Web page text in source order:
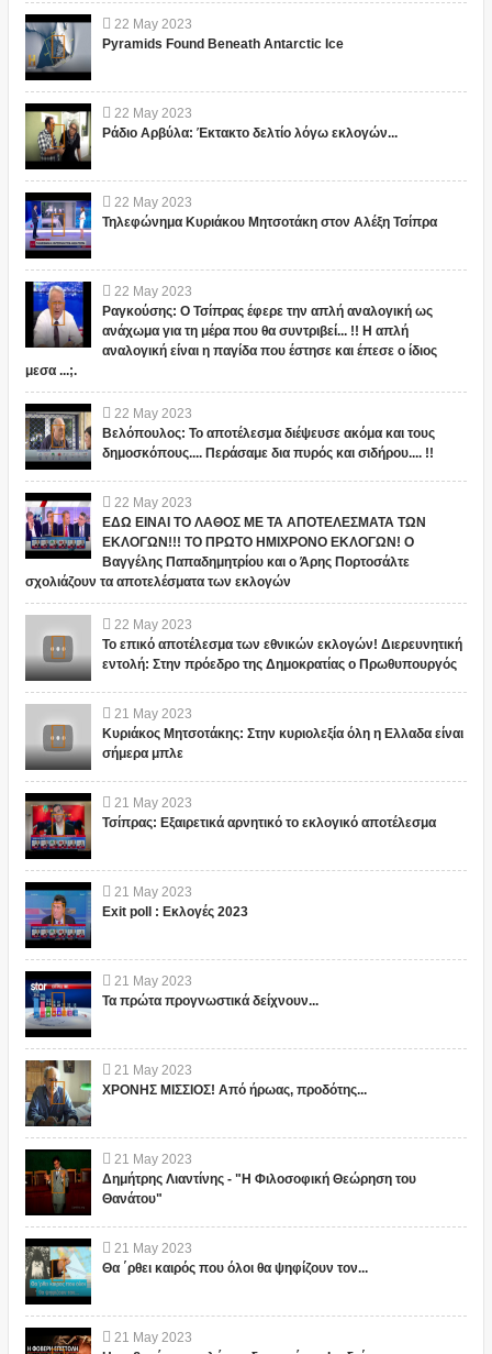
22 May 2023
Pyramids Found Beneath Antarctic Ice
22 May 2023
Ράδιο Αρβύλα: Έκτακτο δελτίο λόγω εκλογών...
22 May 2023
Τηλεφώνημα Κυριάκου Μητσοτάκη στον Αλέξη Τσίπρα
22 May 2023
Ραγκούσης: Ο Τσίπρας έφερε την απλή αναλογική ως
ανάχωμα για τη μέρα που θα συντριβεί... !! Η απλή
αναλογική είναι η παγίδα που έστησε και έπεσε ο ίδιος
μεσα ...;.
22 May 2023
Βελόπουλος: Το αποτέλεσμα διέψευσε ακόμα και τους
δημοσκόπους.... Περάσαμε δια πυρός και σιδήρου.... !!
22 May 2023
ΕΔΩ ΕΙΝΑΙ ΤΟ ΛΑΘΟΣ ΜΕ ΤΑ ΑΠΟΤΕΛΕΣΜΑΤΑ ΤΩΝ
ΕΚΛΟΓΩΝ!!! ΤΟ ΠΡΩΤΟ ΗΜΙΧΡΟΝΟ ΕΚΛΟΓΩΝ! Ο
Βαγγέλης Παπαδημητρίου και ο Άρης Πορτοσάλτε
σχολιάζουν τα αποτελέσματα των εκλογών
22 May 2023
Το επικό αποτέλεσμα των εθνικών εκλογών! Διερευνητική
εντολή: Στην πρόεδρο της Δημοκρατίας ο Πρωθυπουργός
21 May 2023
Κυριάκος Μητσοτάκης: Στην κυριολεξία όλη η Ελλαδα είναι
σήμερα μπλε
21 May 2023
Τσίπρας: Εξαιρετικά αρνητικό το εκλογικό αποτέλεσμα
21 May 2023
Exit poll : Εκλογές 2023
21 May 2023
Τα πρώτα προγνωστικά δείχνουν...
21 May 2023
ΧΡΟΝΗΣ ΜΙΣΣΙΟΣ! Από ήρωας, προδότης...
21 May 2023
Δημήτρης Λιαντίνης - "Η Φιλοσοφική Θεώρηση του
Θανάτου"
21 May 2023
Θα ΄ρθει καιρός που όλοι θα ψηφίζουν τον...
21 May 2023